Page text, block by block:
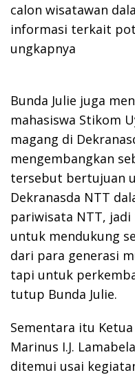
calon wisatawan
informasi terkait
ungkapnya
Bunda Julie juga
mahasiswa Stikom
magang di
mengembangkan
tersebut bertujuan
Dekranasda NTT
pariwisata NTT,
untuk mendukung
dari para generasi
tapi untuk
tutup Bunda Julie.
Sementara itu
Marinus I.J.
ditemui usai